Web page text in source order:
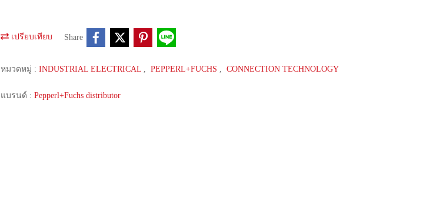
เปรียบเทียบ Share
หมวดหมู่ : INDUSTRIAL ELECTRICAL , PEPPERL+FUCHS , CONNECTION TECHNOLOGY
แบรนด์ : Pepperl+Fuchs distributor